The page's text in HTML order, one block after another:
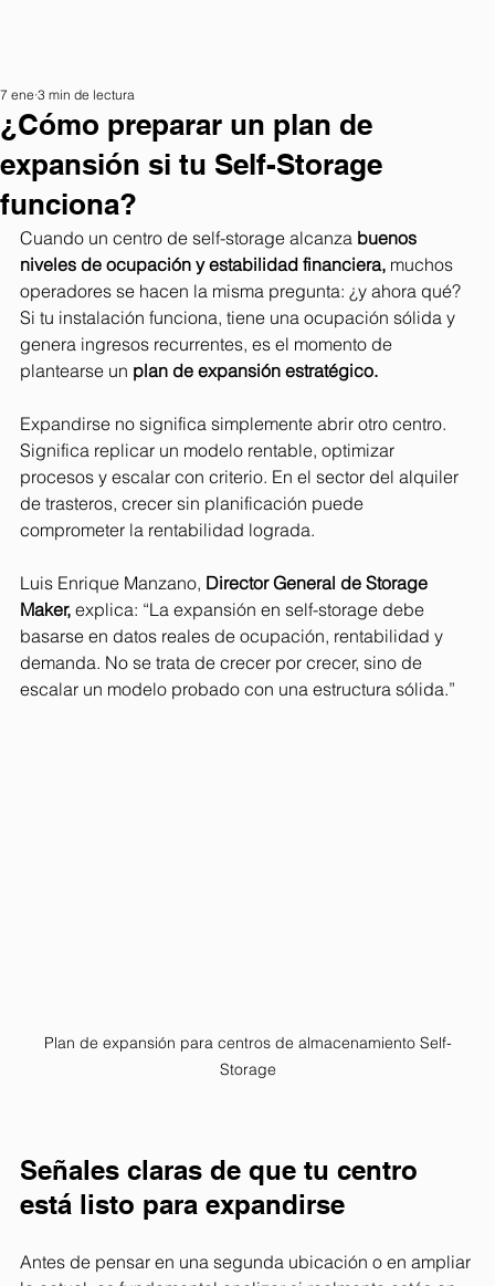
¿Cómo preparar un plan de
expansión si tu Self-Storage
funciona?
7 ene 3 min de lectura
Cuando un centro de self-storage alcanza buenos
niveles de ocupación y estabilidad financiera, muchos
operadores se hacen la misma pregunta: ¿y ahora qué?
Si tu instalación funciona, tiene una ocupación sólida y
genera ingresos recurrentes, es el momento de
plantearse un plan de expansión estratégico.
Expandirse no significa simplemente abrir otro centro.
Significa replicar un modelo rentable, optimizar
procesos y escalar con criterio. En el sector del alquiler
de trasteros, crecer sin planificación puede
comprometer la rentabilidad lograda.
Luis Enrique Manzano, Director General de Storage
Maker, explica: “La expansión en self-storage debe
basarse en datos reales de ocupación, rentabilidad y
demanda. No se trata de crecer por crecer, sino de
escalar un modelo probado con una estructura sólida.”
Plan de expansión para centros de almacenamiento Self-
Storage
Señales claras de que tu centro
está listo para expandirse
Antes de pensar en una segunda ubicación o en ampliar